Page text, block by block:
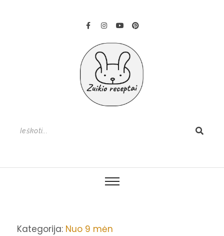
Kategorija: Nuo 9 mėn